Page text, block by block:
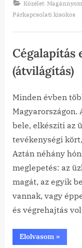
–
Interjú
Közélet,
Párkapcsolati kisokos
(átvilágítás)
Posted
on
2026-
05-31
By
tanai
Minden évben
Magyarországon.
bele, elkészíti az
tevékenységi
Aztán néhány
meglepetés: az
magát, az egyik
vannak, vagy
és végrehajtás
Elolvasom
előtti
»